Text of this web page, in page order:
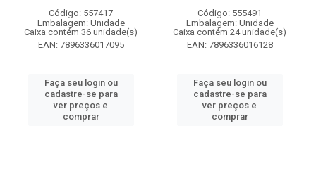
Código: 557417
Embalagem: Unidade
Caixa contém 36 unidade(s)
EAN: 7896336017095
Faça seu login ou
cadastre-se para
ver preços e
comprar
Código: 555491
Embalagem: Unidade
Caixa contém 24 unidade(s)
EAN: 7896336016128
Faça seu login ou
cadastre-se para
ver preços e
comprar